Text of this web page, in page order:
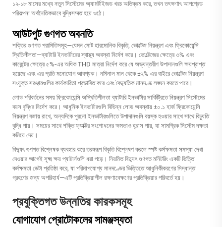
১২-১৮ মাসের মধ্যে নতুন সিস্টেমের অ্যামর্টাইজড খরচ অতিক্রম করে, তখন তৎক্ষণাৎ আপগ্রেড
পরিকল্পনা অর্থনৈতিকভাবে বুদ্ধিসম্মত হয়ে ওঠে।
আউটপুট গুণগত অবনতি
শক্তির গুণগত পরামিতিসমূহ—যেমন মোট হারমোনিক বিকৃতি, ভোল্টেজ নিয়ন্ত্রণ এবং ফ্রিকোয়েন্সি
স্থিতিশীলতা—ব্যাটারি ইনভার্টারের স্বাস্থ্য অবস্থা নির্দেশ করে। ভোল্টেজের ক্ষেত্রে ৩% এবং
কারেন্টের ক্ষেত্রে ৫%-এর অধিক THD মাত্রা নির্দেশ করে যে অভ্যন্তরীণ উপাদানগুলি ক্ষয়প্রাপ্ত
হয়েছে এবং এর প্রতি মনোযোগ আবশ্যক। নমিনাল মান থেকে ±২% এর বাইরে ভোল্টেজ নিয়ন্ত্রণ
সংযুক্ত সরঞ্জামগুলির কার্যকারিতা প্রভাবিত করে এবং বৈদ্যুতিক মানদণ্ড লঙ্ঘন করতে পারে।
লোড পরিবর্তনের সময় ফ্রিকোয়েন্সি অস্থিতিশীলতা ব্যাটারি ইনভার্টার সার্কিট্রিতে নিয়ন্ত্রণ সিস্টেমের
বয়স বৃদ্ধির নির্দেশ করে। আধুনিক ইনভার্টারগুলি বিভিন্ন লোড অবস্থায় ±০.১ হার্জ ফ্রিকোয়েন্সি
নিয়ন্ত্রণ বজায় রাখে, অন্যদিকে পুরনো ইনভার্টারগুলিতে উপাদানগুলি বয়স্ক হওয়ার সাথে সাথে বিচ্যুতি
বৃদ্ধি পায়। সময়ের সাথে শক্তি ফ্যাক্টর সংশোধনের ক্ষমতাও হ্রাস পায়, যা সামগ্রিক সিস্টেম দক্ষতা
কমিয়ে দেয়।
বিদ্যুৎ গুণগত বিশ্লেষক ব্যবহার করে তরঙ্গরূপ বিকৃতি বিশ্লেষণ করলে স্পষ্ট কর্মক্ষমতা সমস্যা দেখা
দেওয়ার আগেই সূক্ষ্ম ক্ষয় প্যাটার্নগুলি ধরা পড়ে। নিয়মিত বিদ্যুৎ গুণগত মনিটরিং একটি ভিত্তি
কর্মক্ষমতা ডেটা প্রতিষ্ঠা করে, যা পরিমাপযোগ্য মানদণ্ডের ভিত্তিতে আধুনিকীকরণের সিদ্ধান্ত
গ্রহণের জন্য অপরিহার্য—এটি প্রতিক্রিয়াশীল রক্ষণাবেক্ষণের প্রতিক্রিয়ার পরিবর্তে হয়।
প্রযুক্তিগত উন্নতির কারকসমূহ
যোগাযোগ প্রোটোকলের সামঞ্জস্যতা